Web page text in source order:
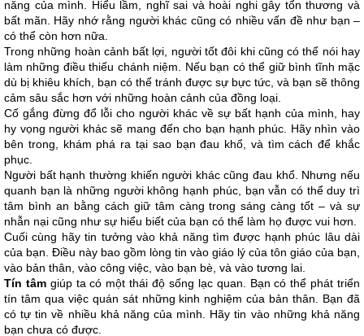
năng của mình. Hiểu lầm, nghĩ sai và hoài nghi gây tổn thương và
bất mãn. Hãy nhớ rằng người khác cũng có nhiều vấn đề như bạn –
có thể còn hơn nữa.
Trong những hoàn cảnh bất lợi, người tốt đôi khi cũng có thể nói hay
làm những điều thiếu chánh niệm. Nếu bạn có thể giữ bình tĩnh mặc
dù bị khiêu khích, bạn có thể tránh được sự bực tức, và bạn sẽ thông
cảm sâu sắc hơn với những hoàn cảnh của đồng loại.
Cố gắng đừng đổ lỗi cho người khác về sự bất hạnh của mình, hay
hy vọng người khác sẽ mang đến cho bạn hạnh phúc. Hãy nhìn vào
bên trong, khám phá ra tại sao bạn đau khổ, và tìm cách để khắc
phục.
Người bất hạnh thường khiến người khác cũng đau khổ. Nhưng nếu
quanh bạn là những người không hạnh phúc, bạn vẫn có thể duy trì
tâm bình an bằng cách giữ tâm càng trong sáng càng tốt – và sự
nhẫn nại cũng như sự hiểu biết của bạn có thể làm họ được vui hơn.
Cuối cùng hãy tin tưởng vào khả năng tìm được hạnh phúc lâu dài
của bạn. Điều này bao gồm lòng tin vào giáo lý của tôn giáo của bạn,
vào bản thân, vào công việc, vào bạn bè, và vào tương lai.
Tín tâm giúp ta có một thái độ sống lạc quan. Bạn có thể phát triển
tín tâm qua việc quán sát những kinh nghiệm của bản thân. Bạn đã
có tự tin về nhiều khả năng của mình. Hãy tin vào những khả năng
bạn chưa có được.